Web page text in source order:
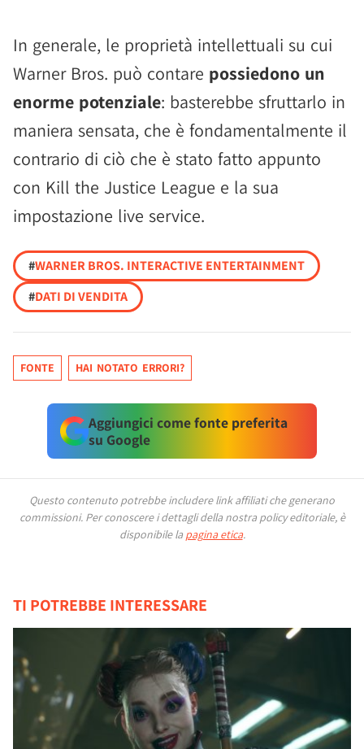
In generale, le proprietà intellettuali su cui
Warner Bros. può contare possiedono un
enorme potenziale: basterebbe sfruttarlo in
maniera sensata, che è fondamentalmente il
contrario di ciò che è stato fatto appunto
con Kill the Justice League e la sua
impostazione live service.
#WARNER BROS. INTERACTIVE ENTERTAINMENT
#DATI DI VENDITA
FONTE HAI NOTATO ERRORI?
Aggiungici come fonte preferita
su Google
Questo contenuto potrebbe includere link affiliati che generano
commissioni. Per conoscere i dettagli della nostra policy editoriale, è
disponibile la pagina etica.
TI POTREBBE INTERESSARE